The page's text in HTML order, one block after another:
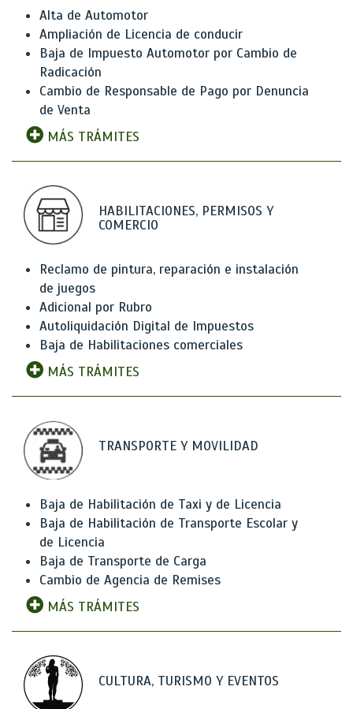
Alta de Automotor
Ampliación de Licencia de conducir
Baja de Impuesto Automotor por Cambio de
Radicación
Cambio de Responsable de Pago por Denuncia
de Venta
MÁS TRÁMITES
HABILITACIONES, PERMISOS Y
COMERCIO
Reclamo de pintura, reparación e instalación
de juegos
Adicional por Rubro
Autoliquidación Digital de Impuestos
Baja de Habilitaciones comerciales
MÁS TRÁMITES
TRANSPORTE Y MOVILIDAD
Baja de Habilitación de Taxi y de Licencia
Baja de Habilitación de Transporte Escolar y
de Licencia
Baja de Transporte de Carga
Cambio de Agencia de Remises
MÁS TRÁMITES
CULTURA, TURISMO Y EVENTOS